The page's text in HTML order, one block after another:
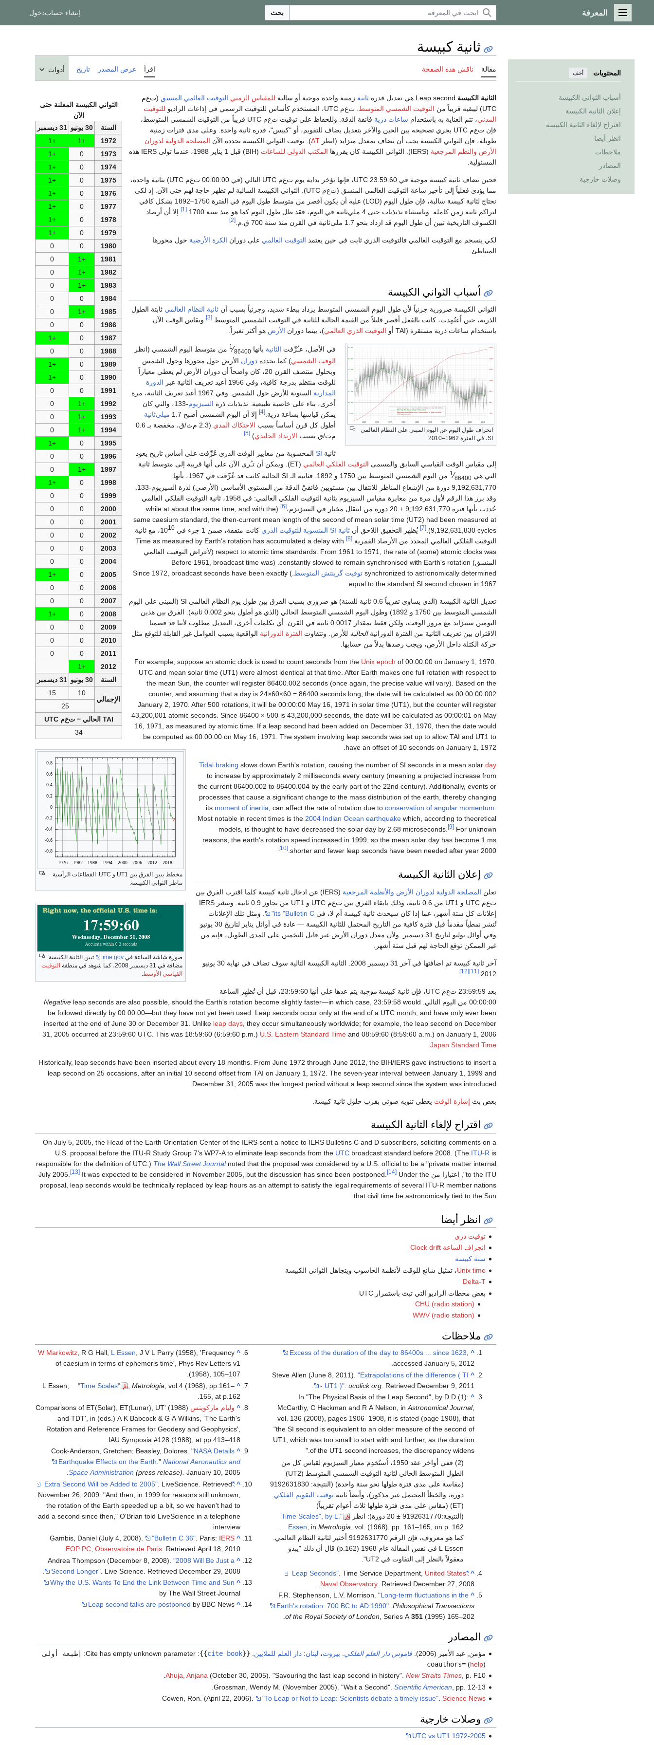
القائمة الرئيسية
المعرفة بحث إنشاء حسابدخول
المحتويات أخف
أسباب الثواني الكبيسة
إعلان الثانية الكبيسة
اقتراح لإلغاء الثانية الكبيسة
انظر أيضا
ملاحظات
المصادر
وصلات خارجية
ثانية كبيسة
مقالة ناقش هذه الصفحة اقرأ عرض المصدر تاريخ أدوات
الثواني الكبيسة المعلنة حتى
الآن
السنة
30 يونيو
31 ديسمبر
1972
+1
+1
1973
0
+1
1974
0
+1
1975
0
+1
1976
0
+1
1977
0
+1
1978
0
+1
1979
0
+1
1980
0
0
1981
+1
0
1982
+1
0
1983
+1
0
1984
0
0
1985
+1
0
1986
0
0
1987
0
+1
1988
0
0
1989
0
+1
1990
0
+1
1991
0
0
1992
+1
0
1993
+1
0
1994
+1
0
1995
0
+1
1996
0
0
1997
+1
0
1998
0
+1
1999
0
0
2000
0
0
2001
0
0
2002
0
0
2003
0
0
2004
0
0
2005
0
+1
2006
0
0
2007
0
0
2008
0
+1
2009
0
0
2010
0
0
2011
0
0
2012
+1
السنة
30 يونيو 31 ديسمبر
الإجمالي
10
15
25
TAI الحالي − ت‌ع‌م UTC
34
الثانية الكبيسة ثانية زمنية واحدة موجبة أو سالبة للمقياس الزمني التوقيت العالمي المنسق (ت‌ع‌م
UTC) ليبقيه قريباً من
التوقيت الشمسي المتوسط . ت‌ع‌م UTC، المستخدم كأساس للتوقيت الرسمي في إذاعات الراديو
للتوقيت
المدني، تتم العناية به باستخدام ساعات ذرية
فائقة الدقة. وللحفاظ على توقيت ت‌ع‌م UTC قريباً من التوقيت الشمسي المتوسط،
فإن ت‌ع‌م UTC يجري تصحيحه بين الحين والآخر بتعديل يضاف للتقويم، أو "كبيس"، قدره ثانية واحدة. وعلى مدى فترات زمنية
طويلة، فإن الثواني الكبيسة يجب أن تضاف بمعدل متزايد (انظر ΔT). توقيت الثواني الكبيسة تحدده الآن المصلحة الدولية لدوران
الأرض والنظم المرجعية (IERS). الثواني الكبيسة كان يقررها المكتب الدولي للساعات
(BIH) قبل 1 يناير 1988، عندما تولى IERS هذه
المسئولية.
فحين تضاف ثانية كبيسة موجبة في 23:59:60 UTC، فإنها تؤخر بداية يوم ت‌ع‌م UTC التالي (في 00:00:00 ت‌ع‌م UTC) بثانية واحدة،
مما يؤدي فعلياً إلى تأخير ساعة التوقيت العالمي المنسق (ت‌ع‌م UTC). الثواني الكبيسة السالبة لم تظهر حاجة لهم حتى الآن. إذ لكي
نحتاج لثانية كبيسة سالبة، فإن طول اليوم (LOD) عليه أن يكون أقصر من متوسط طول اليوم في الفترة 1750–1892 بشكل كافي
لتراكم ثانية زمن كاملة. وباستثناء تذبذبات حتى 4 ملي‌ثانية في اليوم، فقد ظل طول اليوم كما هو منذ سنة 1700.
[1]
إلا أن أرصاد
الكسوف التاريخية تبين أن طول اليوم قد ازداد بنحو 1.7 ملي‌ثانية في القرن منذ سنة 700 ق.م.
[2]
لكي ينسجم مع التوقيت العالمي فالتوقيت الذري ثابت في حين يعتمد التوقيت العالمي على دوران الكرة الأرضية حول محورها
المتباطئ.
أسباب الثواني الكبيسة
الثواني الكبيسة ضرورية جزئياً لأن طول اليوم الشمسي المتوسط يزداد ببطء شديد، وجزئياً بسبب أن ثانية النظام العالمي ثابتة الطول
الذرية، حين اُعتُمِدت، كانت بالفعل أقصر قليلاً من القيمة الحالية للثانية في التوقيت الشمسي المتوسط.[3]
ويقاس الوقت الآن
باستخدام ساعات ذرية مستقرة (TAI أو التوقيت الذري العالمي)، بينما دوران الأرض هو أكثر تغيراً.
انحراف طول اليوم عن اليوم المبني على النظام العالمي
SI، في الفترة 1962–2010
في الأصل، عـُرِّفت الثانية بأنها 1⁄86400
من متوسط اليوم الشمسي (انظر
الوقت الشمسي) كما يحدده دوران الأرض حول محورها وحول الشمس.
وبحلول منتصف القرن 20، كان واضحاً أن دوران الأرض لم يعطي معياراً
للوقت منتظم بدرجة كافية، وفي 1956 أعيد تعريف الثانية عبر
الدورة
المدارية
السنوية للأرض حول الشمس. وفي 1967 أعيد تعريف الثانية، مرة
أخرى، بناء على خاصية طبيعية: تذبذبات ذرة السيزيوم
-133، والتي كان
يمكن قياسها بساعة ذرية.[4] إلا أن اليوم الشمسي أصبح 1.7
ميلي‌ثانية
أطول كل قرن أساساً بسبب الاحتكاك المدي
(2.3 م‌ث/ق، مخفضة بـ 0.6
م‌ث/ق بسبب الارتداد الجليدي).
[5]
ثانية SIالمحسوبة من معايير الوقت الذري عُرِّفت على أساس تاريخ يعود
إلى مقياس الوقت القياسي السابق والمسمى التوقيت الفلكي العالمي
(ET). ويمكن أن تـُرى الآن على أنها قريبة إلى متوسط ثانية
التي هي
1⁄86400
من اليوم الشمسي المتوسط بين 1750 و 1892. فثانية الـ SI الحالية كانت قد عُرِّفت في 1967، بأنها
9,192,631,770 دورة من الإشعاع المناظر للانتقال بين مستويين فائقيْ الدقة من المستوى الأساسي (الأرضي) لذرة السيزيوم-133.
وقد برز هذا الرقم لأول مرة من معايرة مقياس السيزيوم بثانية التوقيت الفلكي العالمي: في 1958، ثانية التوقيت الفلكي العالمي
حُددت بأنها فترة 9,192,631,770 ± 20 دورة من انتقال مختار في السيزيزم،[6]
(while at about the same time, and with the
same caesium standard, the then-current mean length of the second of mean solar time (UT2) had been measured at
9,192,631,830 cycles).
[7] يُظهر التحقيق اللاحق أن ثانية SI المنسوبة للتوقيت الذري كانت متفقة، ضمن 1 جزء في 10 10
، مع ثانية
التوقيت الفلكي العالمي المحدد من الأرصاد القمرية.[8]
Time as measured by Earth's rotation has accumulated a delay with
respect to atomic time standards. From 1961 to 1971, the rate of (some) atomic clocks was (لأغراض التوقيت العالمي
المنسق) constantly slowed to remain synchronised with Earth's rotation. (Before 1961, broadcast time was
synchronized to astronomically determined توقيت گرينتش المتوسط
.) Since 1972, broadcast seconds have been exactly
equal to the standard SI second chosen in 1967.
مخطط يبين الفرق بين UT1 و UTC. القطاعات الرأسية
تناظر الثواني الكبيسة.
تعديل الثانية الكبيسة (الذي يساوي تقريباً 0.6 ثانية للسنة) هو ضروري بسبب الفرق بين طول يوم النظام العالمي SI (المبني على اليوم
الشمسي المتوسط بين 1750 و 1892) وطول اليوم الشمسي المتوسط الحالي (الذي هو أطول بنحو 0.002 ثانية). الفرق بين هذين
اليومين سيتزايد مع مرور الوقت، ولكن فقط بمقدار 0.0017 ثانية في القرن. أي بكلمات أخرى، التعديل مطلوب لأننا قد فصمنا
الاقتران بين تعريف الثانية من الفترة الدورانيةالحالية للأرض. وتتفاوت الفترة الدورانية الواقعية بسبب العوامل غير القابلة للتوقع مثل
حركة الكتلة داخل الأرض، ويجب رصدها بدلاً من حسابها.
For example, suppose an atomic clock is used to count seconds from the Unix epoch of 00:00:00 on January 1, 1970.
UTC and mean solar time (UT1) were almost identical at that time. After Earth makes one full rotation with respect to
the mean Sun, the counter will register 86400.002 seconds (once again, the precise value will vary). Based on the
counter, and assuming that a day is 24×60×60 = 86400 seconds long, the date will be calculated as 00:00:00.002
January 2, 1970. After 500 rotations, it will be 00:00:00 May 16, 1971 in solar time (UT1), but the counter will register
43,200,001 atomic seconds. Since 86400 × 500 is 43,200,000 seconds, the date will be calculated as 00:00:01 on May
16, 1971, as measured by atomic time. If a leap second had been added on December 31, 1970, then the date would
be computed as 00:00:00 on May 16, 1971. The system involving leap seconds was set up to allow TAI and UT1 to
have an offset of 10 seconds on January 1, 1972.
Tidal braking slows down Earth's rotation, causing the number of SI seconds in a mean solar day
to increase by approximately 2 milliseconds every century (meaning a projected increase from
the current 86400.002 to 86400.004 by the early part of the 22nd century). Additionally, events or
processes that cause a significant change to the mass distribution of the earth, thereby changing
its moment of inertia, can affect the rate of rotation due to conservation of angular momentum.
Most notable in recent times is the 2004 Indian Ocean earthquake which, according to theoretical
models, is thought to have decreased the solar day by 2.68 microseconds.
[9] For unknown
reasons, the earth's rotation speed increased in 1999, so the mean solar day has become 1 ms
shorter and fewer leap seconds have been needed after year 2000.
[10]
إعلان الثانية الكبيسة
صورة شاشة الساعة في time.gov
تبين الثانية الكبيسة
مضافة في 31 ديسمبر 2008، كما شوهد في منطقة
التوقيت
القياسي الأوسط.
تعلن المصلحة الدولية لدوران الأرض والأنظمة المرجعية
(IERS) عن ادخال ثانية كبيسة كلما اقترب الفرق بين
ت‌ع‌م UTC و UT1 من 0.6 ثانية، وذلك بابقاء الفرق بين ت‌ع‌م UTC و UT1 من تجاوز 0.9 ثانية. وتنشر IERS
إعلانات كل ستة أشهر، عما إذا كان سيحدث ثانية كبيسة أم لا، في its "Bulletin C"
. ومثل تلك الإعلانات
تُنشر نمطياً مقدماً قبل فترة كافية من التاريخ المحتمل للثانية الكبيسة — عادة في أوائل يناير لتاريخ 30 يونيو
وفي أوائل يوليو لتاريخ 31 ديسمبر. ولأن معدل دوران الأرض غير قابل للتخمين على المدى الطويل، فإنه من
غير الممكن توقع الحاجة لهم قبل ستة أشهر.
آخر ثانية كبيسة تم اضافتها في آخر 31 ديسمبر 2008. الثانية الكبيسة التالية سوف تضاف في نهاية 30 يونيو
2012.
[11]
[12]
بعد 23:59:59 ت‌ع‌م UTC، فإن ثانية كبيسة موجبة
يتم عدها على أنها 23:59:60، قبل أن تُظهِر الساعة
00:00:00 من اليوم التالي.
Negative leap seconds are also possible, should the Earth's rotation become slightly faster—in which case, 23:59:58 would
be followed directly by 00:00:00—but they have not yet been used. Leap seconds occur only at the end of a UTC month, and have only ever been
inserted at the end of June 30 or December 31. Unlike leap days , they occur simultaneously worldwide; for example, the leap second on December
31, 2005 occurred at 23:59:60 UTC. This was 18:59:60 (6:59:60 p.m.) U.S. Eastern Standard Time and 08:59:60 (8:59:60 a.m.) on January 1, 2006
Japan Standard Time
Historically, leap seconds have been inserted about every 18 months. From June 1972 through June 2012, the BIH/IERS gave instructions to insert a
leap second on 25 occasions, after an initial 10 second offset from TAI on January 1, 1972. The seven-year interval between January 1, 1999 and
December 31, 2005 was the longest period without a leap second since the system was introduced.
بعض بث إشارة الوقت يعطي تنويه صوتي بقرب حلول ثانية كبيسة.
اقتراح لإلغاء الثانية الكبيسة
On July 5, 2005, the Head of the Earth Orientation Center of the IERS sent a notice to IERS Bulletins C and D subscribers, soliciting comments on a
U.S. proposal before the ITU-R Study Group 7's WP7-A to eliminate leap seconds from the UTC broadcast standard before 2008. (The ITU-R is
responsible for the definition of UTC.) The Wall Street Journalnoted that the proposal was considered by a U.S. official to be a "private matter internal
to the ITU", اعتبارا من July 2005
[13] It was expected to be considered in November 2005, but the discussion has since been postponed. [14] Under the
proposal, leap seconds would be technically replaced by leap hours as an attempt to satisfy the legal requirements of several ITU-R member nations
that civil time be astronomically tied to the Sun.
انظر أيضا
توقيت ذري
انجراف الساعة Clock drift
سنة كبيسة
Unix time، تمثيل شائع للوقت لأنظمة الحاسوب ويتجاهل الثواني الكبيسة
Delta-T
بعض محطات الراديو التي تبث باستمرار UTC
CHU (radio station)
WWV (radio station)
ملاحظات
^
Excess of the duration of the day to 86400s ... since 1623,
accessed January 5, 2012.
^
Steve Allen (June 8, 2011)."Extrapolations of the difference ( TI
- UT1 )" .ucolick.org . Retrieved December 9, 2011
^
:(1) In "The Physical Basis of the Leap Second", by D D
McCarthy, C Hackman and R A Nelson, inAstronomical Journal,
vol. 136 (2008), pages 1906–1908, it is stated (page 1908), that
"the SI second is equivalent to an older measure of the second of
UT1, which was too small to start with and further, as the duration
of the UT1 second increases, the discrepancy widens."
(2) ففي أواخر عقد 1950، اُستُخدِم معيار السيزيوم لقياس كل من
الطول المتوسط الحالي لثانية التوقيت الشمسي المتوسط (UT2)
(مقاسة على مدى فترة طولها نحو سنة واحدة) (النتيجة: 9192631830
دورة، والخطأ المحتمل غير مذكور)، وأيضاً ثانيةتوقيت التقويم الفلكي
(ET) (مقاس على مدى فترة طولها ثلاث أعوام تقريباً)
(النتيجة:9192631770 ± 20 دورة): انظر
"Time Scales", by L.
Essen , in Metrologia
كما هو معروف، فإن الرقم 9192631770 أختير لثانية النظام العالمي.
L Essen في نفس المقالة عام 1968 (p.162) قال أن ذلك "يبدو
معقولاً بالنظر إلى التفاوت في UT2".
^
"Leap Seconds"
. Time Service Department, United States
Naval Observatory . Retrieved December 27, 2008
^
F.R. Stephenson, L.V. Morrison. "Long-term fluctuations in the
Earth's rotation: 700 BC to AD 1990".Philosophical Transactions
of the Royal Society of London , Series A351 (1995) 165–202.
^
W Markowitz, R G Hall, L Essen, J V L Parry (1958), 'Frequency
of caesium in terms of ephemeris time', Phys Rev Letters v1
(1958), 105–107.
^
L Essen, "Time Scales" ,Metrologia , vol.4 (1968), pp.161–
165, at p.162.
^ وليام ماركويتس
(1988) 'Comparisons of ET(Solar), ET(Lunar), UT
and TDT', in (eds.) A K Babcock & G A Wilkins, 'The Earth's
Rotation and Reference Frames for Geodesy and Geophysics',
IAU Symposia #128 (1988), at pp 413–418.
^
Cook-Anderson, Gretchen; Beasley, Dolores. "NASA Details
Earthquake Effects on the Earth."National Aeronautics and
Space Administration (press release). January 10, 2005.
^
"Extra Second Will be Added to 2005"
. LiveScience . Retrieved
November 26,
2009 "And then, in 1999 for reasons still unknown,
the rotation of the Earth speeded up a bit, so we haven't had to
add a second since then," O'Brian told LiveScience in a telephone
interview.
^
Gambis, Daniel (July 4, 2008). "Bulletin C 36" . Paris: IERS
EOP PC ,Observatoire de Paris . RetrievedApril 18, 2010
^
Andrea Thompson (December 8, 2008)."2008 Will Be Just a
Second Longer" . Live Science . Retrieved December 29, 2008
^
Why the U.S. Wants To End the Link Between Time and Sun
by The Wall Street Journal
^
Leap second talks are postponed by BBC News
المصادر
مؤمن, عبد الأمير (2006). قاموس دار العلم الفلكي بيروت، لبنان:دار العلم للملايين {{
cite book
}}
:
Cite has empty unknown parameter:
|طبعة أولى
coauthors=(help)
Ahuja, Anjana (October 30, 2005). "Savouring the last leap second in history". New Straits Times, p. F10.
Grossman, Wendy M. (November 2005). "Wait a Second". Scientific American , pp. 12-13.
Cowen, Ron. (April 22, 2006).
"To Leap or Not to Leap: Scientists debate a timely issue". Science News
وصلات خارجية
UTC vs UT1 1972-2005